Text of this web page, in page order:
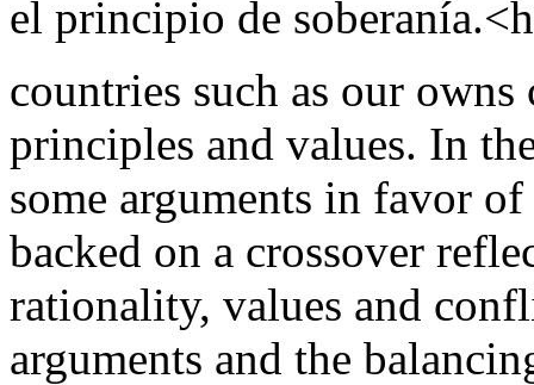
el principio de
countries such as our
principles and values. In
some arguments in favor
backed on a crossover
rationality, values and
arguments and the